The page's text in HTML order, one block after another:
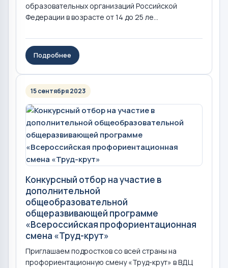
образовательных организаций Российской
Федерации в возрасте от 14 до 25 ле...
Подробнее
15 сентября 2023
Конкурсный отбор на участие в
дополнительной
общеобразовательной
общеразвивающей программе
«Всероссийская профориентационная
смена «Труд-крут»
Приглашаем подростков со всей страны на
профориентационную смену «Труд-крут» в ВДЦ